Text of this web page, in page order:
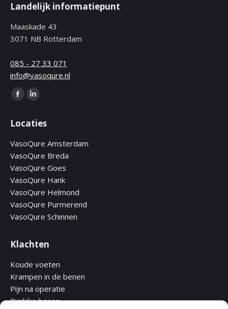
Landelijk informatiepunt
Maaskade 43
3071 NB Rotterdam
085 - 27 33 071
info@vasoqure.nl
Find us on:
Facebook
opens
new
window
Linkedin
opens
in
new
window
Locaties
VasoQure Amsterdam
VasoQure Breda
VasoQure Goes
VasoQure Hank
VasoQure Helmond
VasoQure Purmerend
VasoQure Schinnen
Klachten
Koude voeten
Krampen in de benen
Pijn na operatie
Pijnlijke benen